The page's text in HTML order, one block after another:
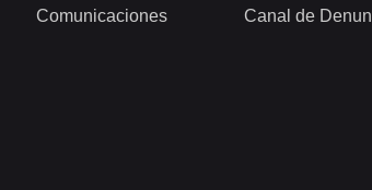
Comunicaciones Canal de